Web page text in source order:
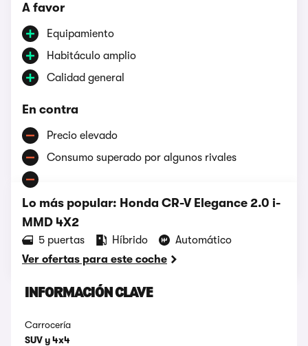
A favor
Equipamiento
Habitáculo amplio
Calidad general
En contra
Precio elevado
Consumo superado por algunos rivales
Lo más popular: Honda CR-V Elegance 2.0 i-
MMD 4X2
5 puertas Híbrido
Automático
Ver ofertas para este coche
INFORMACIÓN CLAVE
Carrocería
SUV y 4x4